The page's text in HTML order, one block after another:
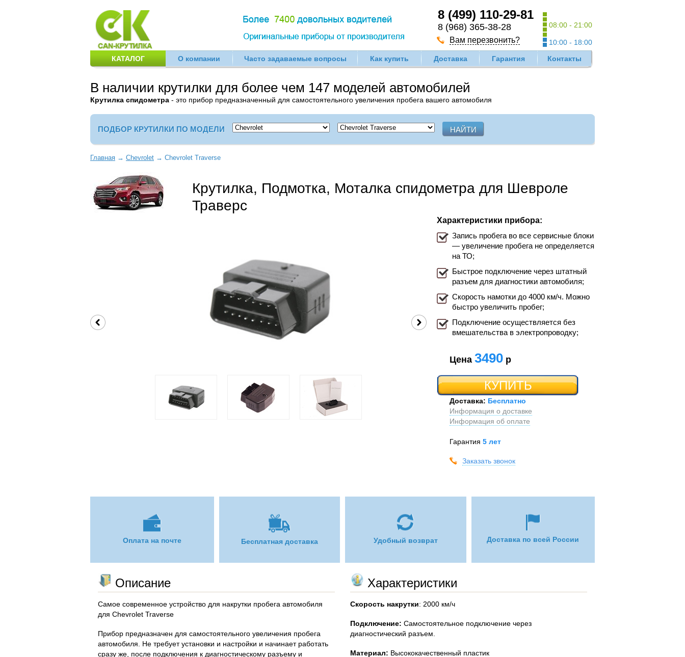
08:00 - 21:00
10:00 - 18:00
8 (499) 110-29-81
8 (968) 365-38-28
Вам перезвонить?
КАТАЛОГ О компании Часто задаваемые вопросы Как купить Доставка Гарантия Контакты
В наличии крутилки для более чем 147 моделей автомобилей
Крутилка спидометра - это прибор предназначенный для самостоятельного увеличения пробега вашего автомобиля
ПОДБОР КРУТИЛКИ ПО МОДЕЛИ
Главная → Chevrolet → Chevrolet Traverse
Крутилка, Подмотка, Моталка спидометра для Шевроле
Траверс
Характеристики прибора:
Запись пробега во все сервисные блоки
— увеличение пробега не определяется
на ТО;
Быстрое подключение через штатный
разъем для диагностики автомобиля;
Скорость намотки до 4000 км/ч. Можно
быстро увеличить пробег;
Подключение осуществляется без
вмешательства в электропроводку;
Цена 3490 р
КУПИТЬ
Доставка: Бесплатно
Информация о доставке
Информация об оплате
Гарантия 5 лет
Заказать звонок
Оплата на почте Бесплатная доставка Удобный возврат Доставка по всей России
Описание
Самое современное устройство для накрутки пробега автомобиля
для Chevrolet Traverse
Прибор предназначен для самостоятельного увеличения пробега
автомобиля. Не требует установки и настройки и начинает работать
сразу же, после подключения к диагностическому разъему и
Характеристики
Скорость накрутки: 2000 км/ч
Подключение: Самостоятельное подключение через
диагностический разъем.
Материал: Высококачественный пластик